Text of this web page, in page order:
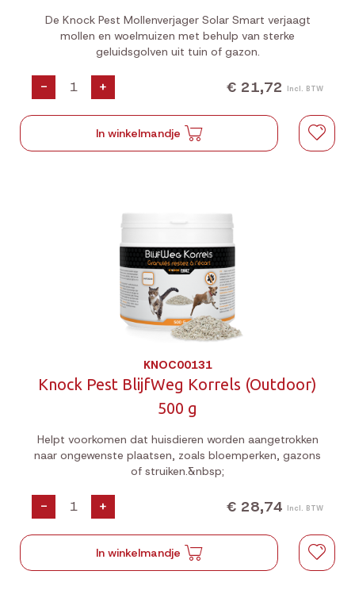
De Knock Pest Mollenverjager Solar Smart verjaagt
mollen en woelmuizen met behulp van sterke
geluidsgolven uit tuin of gazon.
- + € 21,72 Incl. BTW
In winkelmandje
KNOC00131
Knock Pest BlijfWeg Korrels (Outdoor)
500 g
Helpt voorkomen dat huisdieren worden aangetrokken
naar ongewenste plaatsen, zoals bloemperken, gazons
of struiken.&nbsp;
- + € 28,74 Incl. BTW
In winkelmandje